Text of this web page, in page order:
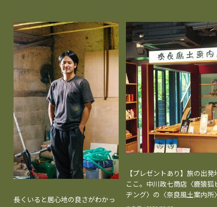
長くいると居心地の良さがわかっ
【プレゼントあり】旅の出発
ここ。中川政七商店〈鹿猿狐
ヂング〉の〈奈良風土案内所